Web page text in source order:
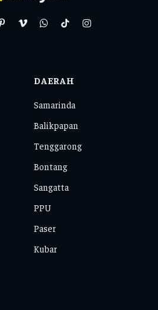
PinterestVimeoWhatsAppTikTokInstagram
DAERAH
Samarinda
Balikpapan
Tenggarong
Bontang
Sangatta
PPU
Paser
Kubar